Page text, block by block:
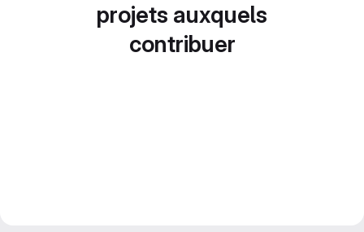
projets auxquels
contribuer